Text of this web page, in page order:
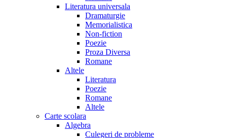
Literatura universala
Dramaturgie
Memorialistica
Non-fiction
Poezie
Proza Diversa
Romane
Altele
Literatura
Poezie
Romane
Altele
Carte scolara
Algebra
Culegeri de probleme